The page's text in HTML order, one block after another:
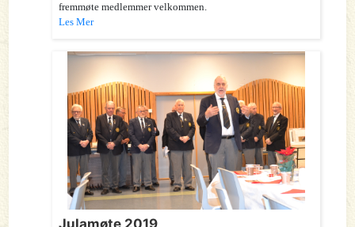
fremmøte medlemmer velkommen.
Les Mer